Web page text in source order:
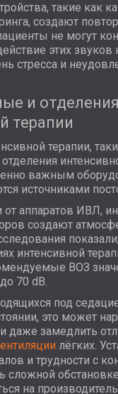
такие как
создают
не могут
этих звуков
стресса и
и отделения
терапии
терапии,
важным
источниками
от аппаратов ИВЛ,
создают
интенсивной
ВОЗ
70 dB.
под
это может
даже замедлить
лёгких.
и трудности с
сложной
на